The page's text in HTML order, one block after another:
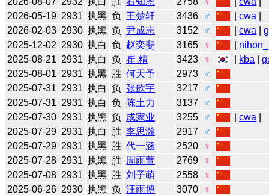
2026-05-19 2931 执黑 负 王楚轩 3436 ♂ |cwa
2026-02-03 2930 执黑 负 尹成志 3152 ♂ |cwa |
2025-12-02 2930 执白 负 赵奕斐 3165 ♀
2025-08-21 2931 执白 负 崔 精 3423 ♀ kba |
2025-08-01 2931 执黑 胜 何天予 2973
♂
2025-07-31 2931 执白 负 张歆宇 3217
♂
2025-07-31 2931 执白 负 陈土力 3137
♂
2025-07-30 2931 执黑 负 成家业 3255 ♂ |cwa
2025-07-29 2931 执白 胜 李思瀚 2917
♂
2025-07-29 2931 执黑 胜 代一涵 2520
♀
2025-07-28 2931 执黑 胜 周雨萱 2769
♀
2025-07-08 2931 执黑 胜 刘子萌 2558
♀
2025-06-26 2930 执黑 负 汪雨博 3070
♀